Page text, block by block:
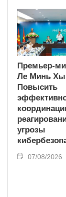
Премьер-
Ле Минь
Повысить
угрозы
07/08/2026